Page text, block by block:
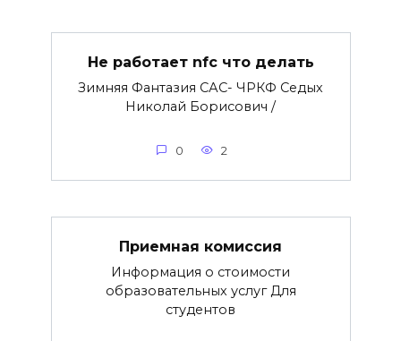
Не работает nfc что делать
Зимняя Фантазия САС- ЧРКФ Седых
Николай Борисович /
0 2
Приемная комиссия
Информация о стоимости
образовательных услуг Для
студентов